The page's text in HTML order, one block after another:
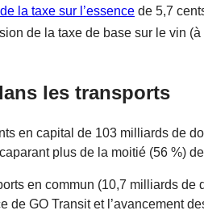
la taxe sur l’essence de 5,7
de la taxe de base sur le vin (à
les transports
en capital de 103 milliards de
plus de la moitié (56 %)
en commun (10,7 milliards
de GO Transit et l’avancement